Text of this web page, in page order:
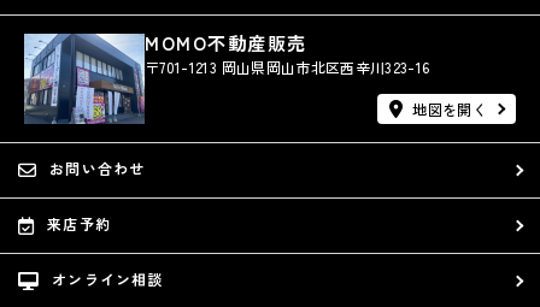
MOMO不動産販売
〒701-1213 岡山県岡山市北区西辛川323-16
地図を開く
お問い合わせ
来店予約
オンライン相談